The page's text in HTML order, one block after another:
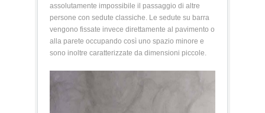
assolutamente impossibile il passaggio di altre
persone con sedute classiche. Le sedute su barra
vengono fissate invece direttamente al pavimento o
alla parete occupando così uno spazio minore e
sono inoltre caratterizzate da dimensioni piccole.